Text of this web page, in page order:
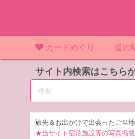
ツ
カードめぐり
マンホールカード マン
マン
IKEカード
KAWAカード
道の
道の
道
サイト内検索はこちら
旅先＆お出かけで出会ったご当
★当サイト宿泊施設等の写真掲